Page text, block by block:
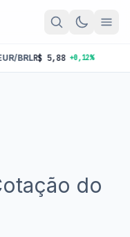
+0,12% GBP/BRL
do